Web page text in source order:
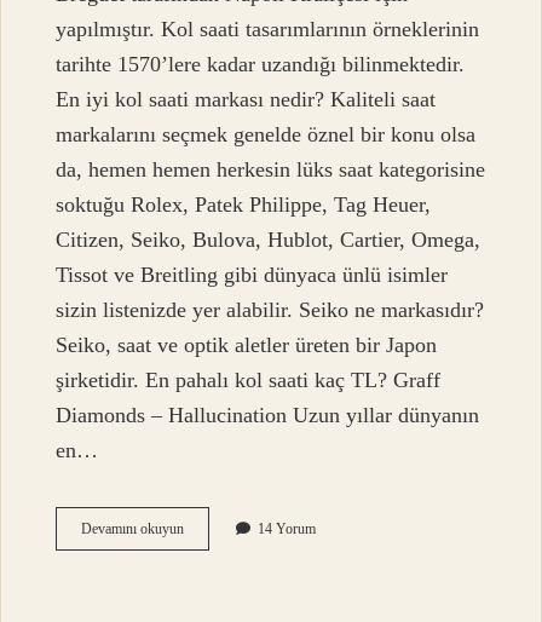
yapılmıştır. Kol saati tasarımlarının örneklerinin
tarihte 1570’lere kadar uzandığı bilinmektedir.
En iyi kol saati markası nedir? Kaliteli saat
markalarını seçmek genelde öznel bir konu olsa
da, hemen hemen herkesin lüks saat kategorisine
soktuğu Rolex, Patek Philippe, Tag Heuer,
Citizen, Seiko, Bulova, Hublot, Cartier, Omega,
Tissot ve Breitling gibi dünyaca ünlü isimler
sizin listenizde yer alabilir. Seiko ne markasıdır?
Seiko, saat ve optik aletler üreten bir Japon
şirketidir. En pahalı kol saati kaç TL? Graff
Diamonds – Hallucination Uzun yıllar dünyanın
en…
Devamını okuyunIlk
Kol
14 Yorum